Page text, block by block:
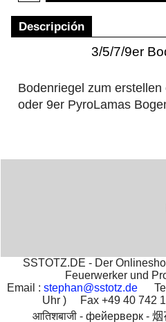
Descripción
3/5/7/9er
Bodenriegel zum erstellen
oder 9er PyroLamas
SSTOTZ.DE - Der
Feuerwerker und
Email : stephan@sstotz.de Tel.
Uhr ) Fax +49 40 742
आतिशबाजी - фейерверк - 烟